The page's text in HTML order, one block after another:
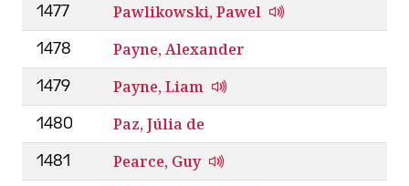
1477 Pawlikowski, Pawel
1478 Payne, Alexander
1479 Payne, Liam
1480 Paz, Júlia de
1481 Pearce, Guy